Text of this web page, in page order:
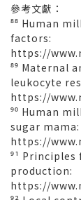
參考文獻：
⁸⁸ Human
factors:
https://
⁸⁹ Maternal
leukocyte
https://
⁹⁰ Human
sugar mama:
https://
⁹¹
production:
https://